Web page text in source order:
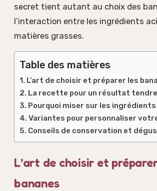
secret tient autant au choix des
l’interaction entre les ingrédients
matières grasses.
Table des matières
L’art de choisir et préparer les
La recette pour un résultat tendre
Pourquoi miser sur les ingrédients
Variantes pour personnaliser
Conseils de conservation et
L’art de choisir et
bananes